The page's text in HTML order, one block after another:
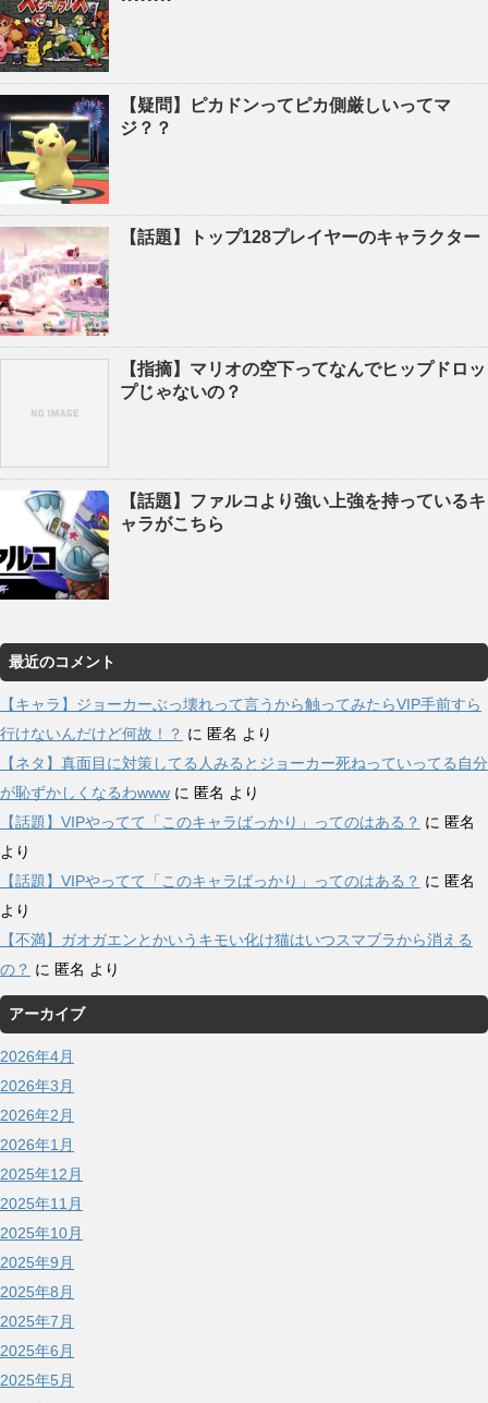
【疑問】ピカドンってピカ側厳しいってマ
ジ？？
【話題】トップ128プレイヤーのキャラクター
【指摘】マリオの空下ってなんでヒップドロッ
プじゃないの？
【話題】ファルコより強い上強を持っているキ
ャラがこちら
最近のコメント
【キャラ】ジョーカーぶっ壊れって言うから触ってみたらVIP手前すら
行けないんだけど何故！？ に 匿名 より
【ネタ】真面目に対策してる人みるとジョーカー死ねっていってる自分
が恥ずかしくなるわwww に 匿名 より
【話題】VIPやってて「このキャラばっかり」ってのはある？ に 匿名
より
【話題】VIPやってて「このキャラばっかり」ってのはある？ に 匿名
より
【不満】ガオガエンとかいうキモい化け猫はいつスマブラから消える
の？ に 匿名 より
アーカイブ
2026年4月
2026年3月
2026年2月
2026年1月
2025年12月
2025年11月
2025年10月
2025年9月
2025年8月
2025年7月
2025年6月
2025年5月